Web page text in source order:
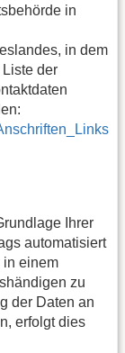
in
in dem
der
Ihrer
automatisiert
in einem
zu
der Daten an
erfolgt dies